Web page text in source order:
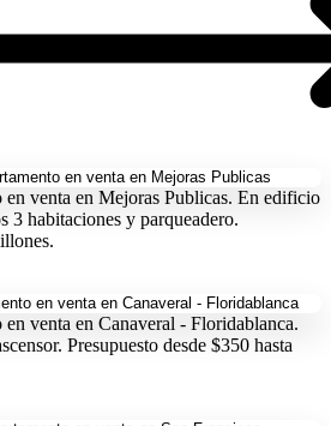
en venta en Mejoras Publicas. En edificio
3 habitaciones y parqueadero.
en venta en Canaveral - Floridablanca.
Presupuesto desde $350 hasta